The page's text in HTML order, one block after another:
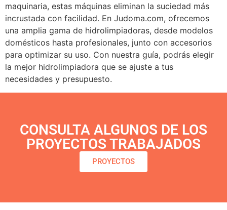
maquinaria, estas máquinas eliminan la suciedad más
incrustada con facilidad. En Judoma.com, ofrecemos
una amplia gama de hidrolimpiadoras, desde modelos
domésticos hasta profesionales, junto con accesorios
para optimizar su uso. Con nuestra guía, podrás elegir
la mejor hidrolimpiadora que se ajuste a tus
necesidades y presupuesto.
CONSULTA ALGUNOS DE LOS
PROYECTOS TRABAJADOS
PROYECTOS